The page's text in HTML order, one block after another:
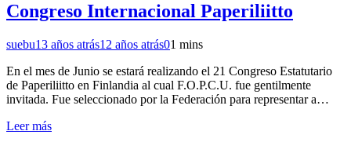
Congreso Internacional Paperiliitto
suebu13 años atrás12 años atrás01 mins
En el mes de Junio se estará realizando el 21 Congreso Estatutario
de Paperiliitto en Finlandia al cual F.O.P.C.U. fue gentilmente
invitada. Fue seleccionado por la Federación para representar a…
Leer más